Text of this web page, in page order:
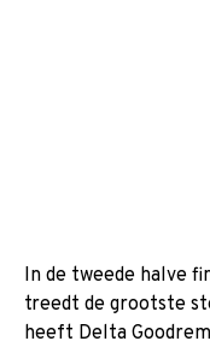
In de tweede halve
treedt de grootste
heeft Delta